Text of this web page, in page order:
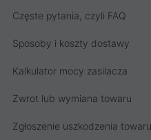
Częste pytania, czyli FAQ
Sposoby i koszty dostawy
Kalkulator mocy zasilacza
Zwrot lub wymiana towaru
Zgłoszenie uszkodzenia towaru